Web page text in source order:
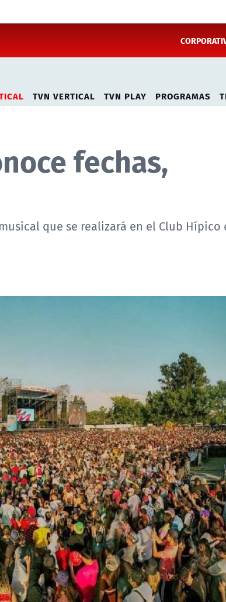
TVN VERTICAL TVN PLAY PROGRAMAS
fechas,
que se realizará en el Club Hípico